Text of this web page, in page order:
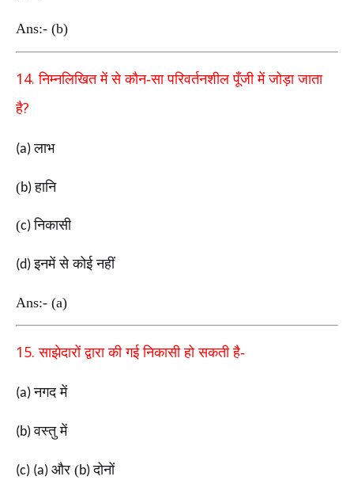
Ans:- (b)
14.निम्नलिखित में से कौन-सा परिवर्तनशील पूँजी में जोड़ा जाता
है?
(a)लाभ
(b)हानि
(c)निकासी
(d)इनमें से कोई नहीं
Ans:- (a)
15.साझेदारों द्वारा की गई निकासी हो सकती है-
(a)नगद में
(b)वस्तु में
(c) (a) और (b)दोनों